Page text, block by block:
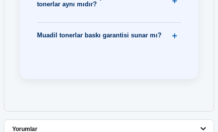
tonerlar aynı mıdır?
Muadil tonerlar baskı garantisi sunar mı?
Yorumlar